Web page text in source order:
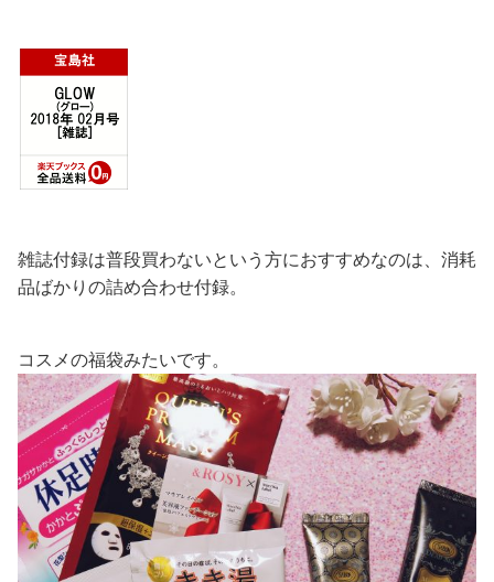
雑誌付録は普段買わないという方におすすめなのは、消耗
品ばかりの詰め合わせ付録。
コスメの福袋みたいです。